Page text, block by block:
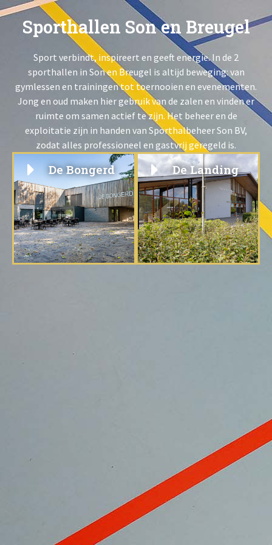
Sporthallen Son en Breugel
Sport verbindt, inspireert en geeft energie. In de 2
sporthallen in Son en Breugel is altijd beweging: van
gymlessen en trainingen tot toernooien en evenementen.
Jong en oud maken hier gebruik van de zalen en vinden er
ruimte om samen actief te zijn. Het beheer en de
exploitatie zijn in handen van Sporthalbeheer Son BV,
zodat alles professioneel en gastvrij geregeld is.
De Bongerd De Landing